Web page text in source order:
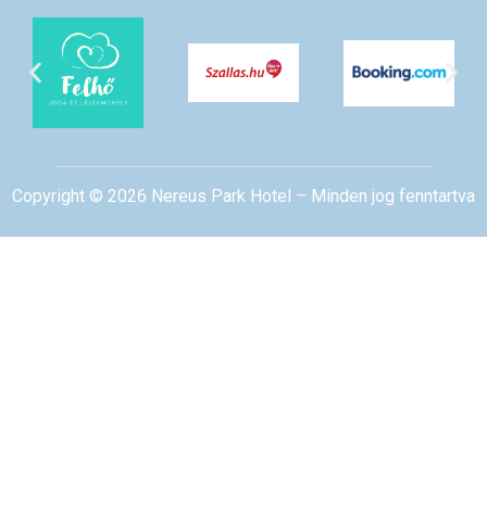
Copyright © 2026 Nereus Park Hotel – Minden jog fenntartva